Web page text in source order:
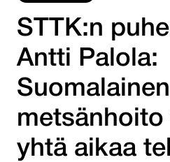
STTK:n
Antti Palola:
Suomalainen
yhtä aikaa